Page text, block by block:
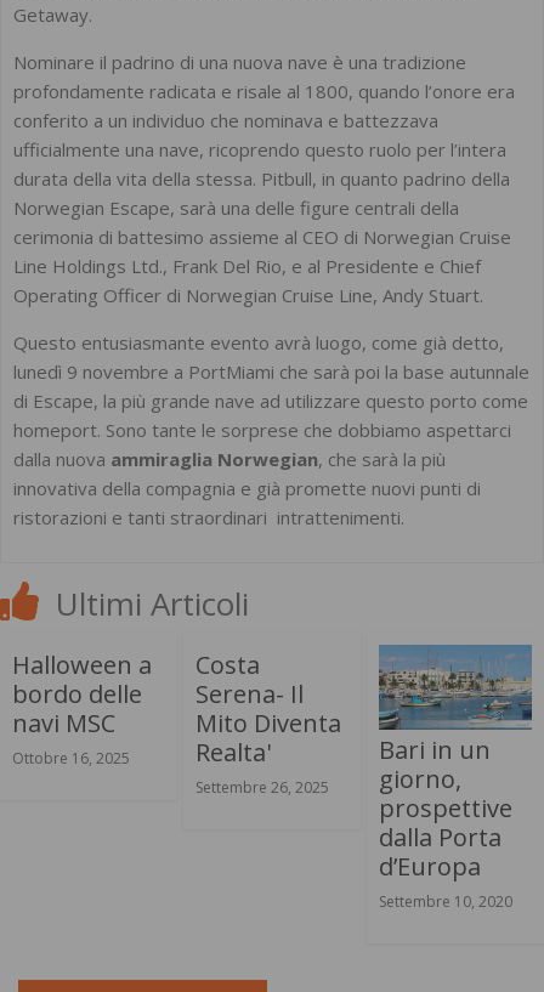
Getaway.
Nominare il padrino di una nuova nave è una tradizione
profondamente radicata e risale al 1800, quando l’onore era
conferito a un individuo che nominava e battezzava
ufficialmente una nave, ricoprendo questo ruolo per l’intera
durata della vita della stessa. Pitbull, in quanto padrino della
Norwegian Escape, sarà una delle figure centrali della
cerimonia di battesimo assieme al CEO di Norwegian Cruise
Line Holdings Ltd., Frank Del Rio, e al Presidente e Chief
Operating Officer di Norwegian Cruise Line, Andy Stuart.
Questo entusiasmante evento avrà luogo, come già detto,
lunedì 9 novembre a PortMiami che sarà poi la base autunnale
di Escape, la più grande nave ad utilizzare questo porto come
homeport. Sono tante le sorprese che dobbiamo aspettarci
dalla nuova ammiraglia Norwegian, che sarà la più
innovativa della compagnia e già promette nuovi punti di
ristorazioni e tanti straordinari intrattenimenti.
Ultimi Articoli
Halloween a
bordo delle
navi MSC
Ottobre 16, 2025
Costa
Serena- Il
Mito Diventa
Realta'
Settembre 26, 2025
Bari in un
giorno,
prospettive
dalla Porta
d’Europa
Settembre 10, 2020